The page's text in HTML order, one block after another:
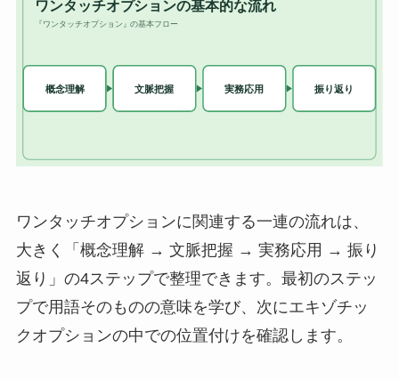
ワンタッチオプションに関連する一連の流れは、
大きく「概念理解 → 文脈把握 → 実務応用 → 振り
返り」の4ステップで整理できます。最初のステッ
プで用語そのものの意味を学び、次にエキゾチッ
クオプションの中での位置付けを確認します。